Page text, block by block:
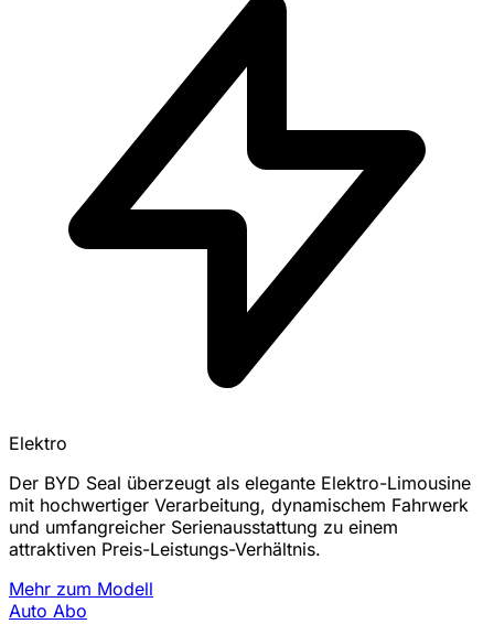
Elektro
Der BYD Seal überzeugt als elegante Elektro-Limousine
mit hochwertiger Verarbeitung, dynamischem Fahrwerk
und umfangreicher Serienausstattung zu einem
attraktiven Preis-Leistungs-Verhältnis.
Mehr zum Modell
Auto Abo